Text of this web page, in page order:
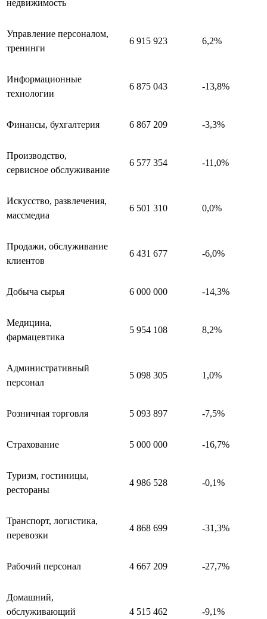
недвижимость
Управление персоналом,
тренинги
6 915 923 6,2%
Информационные
технологии
6 875 043 -13,8%
Финансы, бухгалтерия 6 867 209 -3,3%
Производство,
сервисное обслуживание
6 577 354 -11,0%
Искусство, развлечения,
массмедиа
6 501 310 0,0%
Продажи, обслуживание
клиентов
6 431 677 -6,0%
Добыча сырья 6 000 000 -14,3%
Медицина,
фармацевтика
5 954 108 8,2%
Административный
персонал
5 098 305 1,0%
Розничная торговля 5 093 897 -7,5%
Страхование 5 000 000 -16,7%
Туризм, гостиницы,
рестораны
4 986 528 -0,1%
Транспорт, логистика,
перевозки
4 868 699 -31,3%
Рабочий персонал 4 667 209 -27,7%
Домашний,
обслуживающий
4 515 462 -9,1%